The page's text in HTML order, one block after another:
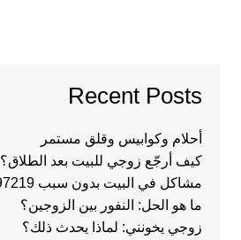
Recent Posts
أحلام وكوابيس وقلق مستمر
كيف أرجّع زوجي للبيت بعد الطلاق؟
مشاكل في البيت بدون سبب 00905397697219
ما هو الحل: النفور بين الزوجين؟
زوجي يخونني: لماذا يحدث ذلك؟